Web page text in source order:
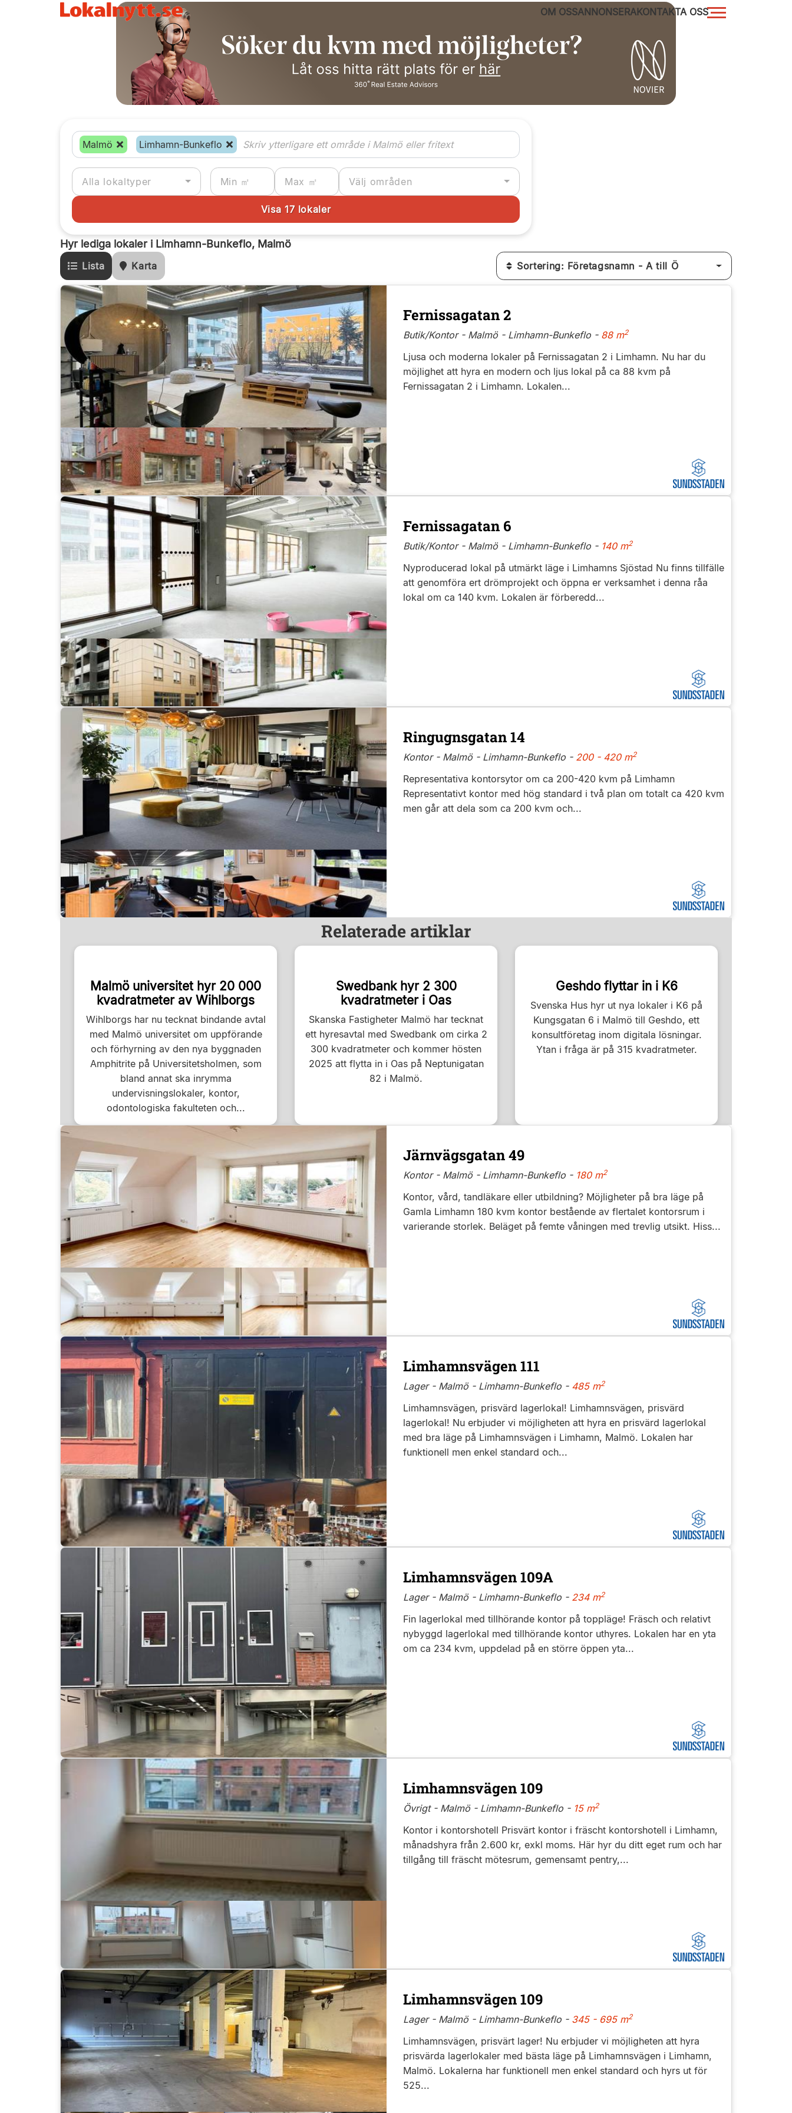
OM OSSANNONSERAKONTAKTA OSS
Malmö Limhamn-Bunkeflo
Alla lokaltyper Välj områden
Hyr lediga lokaler i Limhamn-Bunkeflo, Malmö
Lista Karta Sortering: Företagsnamn - A till Ö
Fernissagatan 2
Butik/Kontor - Malmö - Limhamn-Bunkeflo -88 m2
Ljusa och moderna lokaler på Fernissagatan 2 i Limhamn. Nu har du
möjlighet att hyra en modern och ljus lokal på ca 88 kvm på
Fernissagatan 2 i Limhamn. Lokalen...
Fernissagatan 6
Butik/Kontor - Malmö - Limhamn-Bunkeflo -140 m2
Nyproducerad lokal på utmärkt läge i Limhamns Sjöstad Nu finns tillfälle
att genomföra ert drömprojekt och öppna er verksamhet i denna råa
lokal om ca 140 kvm. Lokalen är förberedd...
Ringugnsgatan 14
Kontor - Malmö - Limhamn-Bunkeflo -200 - 420 m2
Representativa kontorsytor om ca 200-420 kvm på Limhamn
Representativt kontor med hög standard i två plan om totalt ca 420 kvm
men går att dela som ca 200 kvm och...
Relaterade artiklar
Malmö universitet hyr 20 000
kvadratmeter av Wihlborgs
Wihlborgs har nu tecknat bindande avtal
med Malmö universitet om uppförande
och förhyrning av den nya byggnaden
Amphitrite på Universitetsholmen, som
bland annat ska inrymma
undervisningslokaler, kontor,
odontologiska fakulteten och...
Swedbank hyr 2 300
kvadratmeter i Oas
Skanska Fastigheter Malmö har tecknat
ett hyresavtal med Swedbank om cirka 2
300 kvadratmeter och kommer hösten
2025 att flytta in i Oas på Neptunigatan
82 i Malmö.
Geshdo flyttar in i K6
Svenska Hus hyr ut nya lokaler i K6 på
Kungsgatan 6 i Malmö till Geshdo, ett
konsultföretag inom digitala lösningar.
Ytan i fråga är på 315 kvadratmeter.
Järnvägsgatan 49
Kontor - Malmö - Limhamn-Bunkeflo -180 m2
Kontor, vård, tandläkare eller utbildning? Möjligheter på bra läge på
Gamla Limhamn 180 kvm kontor bestående av flertalet kontorsrum i
varierande storlek. Beläget på femte våningen med trevlig utsikt. Hiss...
Limhamnsvägen 111
Lager - Malmö - Limhamn-Bunkeflo -485 m2
Limhamnsvägen, prisvärd lagerlokal! Limhamnsvägen, prisvärd
lagerlokal! Nu erbjuder vi möjligheten att hyra en prisvärd lagerlokal
med bra läge på Limhamnsvägen i Limhamn, Malmö. Lokalen har
funktionell men enkel standard och...
Limhamnsvägen 109A
Lager - Malmö - Limhamn-Bunkeflo -234 m2
Fin lagerlokal med tillhörande kontor på toppläge! Fräsch och relativt
nybyggd lagerlokal med tillhörande kontor uthyres. Lokalen har en yta
om ca 234 kvm, uppdelad på en större öppen yta...
Limhamnsvägen 109
Övrigt - Malmö - Limhamn-Bunkeflo -15 m2
Kontor i kontorshotell Prisvärt kontor i fräscht kontorshotell i Limhamn,
månadshyra från 2.600 kr, exkl moms. Här hyr du ditt eget rum och har
tillgång till fräscht mötesrum, gemensamt pentry,...
Limhamnsvägen 109
Lager - Malmö - Limhamn-Bunkeflo -345 - 695 m2
Limhamnsvägen, prisvärt lager! Nu erbjuder vi möjligheten att hyra
prisvärda lagerlokaler med bästa läge på Limhamnsvägen i Limhamn,
Malmö. Lokalerna har funktionell men enkel standard och hyrs ut för
525...